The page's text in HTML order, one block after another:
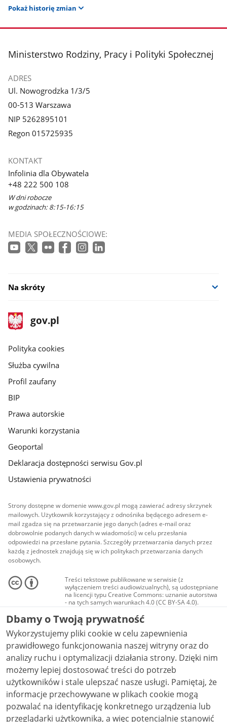
Pokaż historię zmian
stopka
Ministerstwo Rodziny, Pracy i Polityki Społecznej
ADRES
Ul. Nowogrodzka 1/3/5
00-513 Warszawa
NIP 5262895101
Regon 015725935
KONTAKT
Infolinia dla Obywatela
+48 222 500 108
W dni robocze
w godzinach: 8:15-16:15
MEDIA SPOŁECZNOŚCIOWE:
Na skróty
stopka
gov.pl
Strona
gov.pl
gov.pl
Polityka cookies
Służba cywilna
Profil zaufany
BIP
Prawa autorskie
Warunki korzystania
Geoportal
Deklaracja dostępności serwisu Gov.pl
Ustawienia prywatności
Strony dostępne w domenie www.gov.pl mogą zawierać adresy skrzynek
mailowych. Użytkownik korzystający z odnośnika będącego adresem e-
mail zgadza się na przetwarzanie jego danych (adres e-mail oraz
dobrowolnie podanych danych w wiadomości) w celu przesłania
odpowiedzi na przesłane pytania. Szczegóły przetwarzania danych przez
każdą z jednostek znajdują się w ich politykach przetwarzania danych
osobowych.
Treści tekstowe publikowane w serwisie (z
wyłączeniem treści audiowizualnych), są udostępniane
na licencji typu Creative Commons: uznanie autorstwa
- na tych samych warunkach 4.0 (CC BY-SA 4.0).
Materiały audiowizualne, w tym zdjęcia, materiały
audio i wideo, są udostępniane na licencji typu
Creative Commons: uznanie autorstwa użycie
niekomercyjne - bez utworów zależnych 4.0 (CC BY-
NC-ND 4.0), o ile nie jest to stwierdzone inaczej.
Dbamy o Twoją prywatność
Wykorzystujemy pliki cookie w celu zapewnienia
prawidłowego funkcjonowania naszej witryny oraz do
analizy ruchu i optymalizacji działania strony. Dzięki nim
możemy lepiej dostosować treści do potrzeb
użytkowników i stale ulepszać nasze usługi. Pamiętaj, że
informacje przechowywane w plikach cookie mogą
pozwalać na identyfikację konkretnego urządzenia lub
przeglądarki użytkownika, a więc potencjalnie stanowić